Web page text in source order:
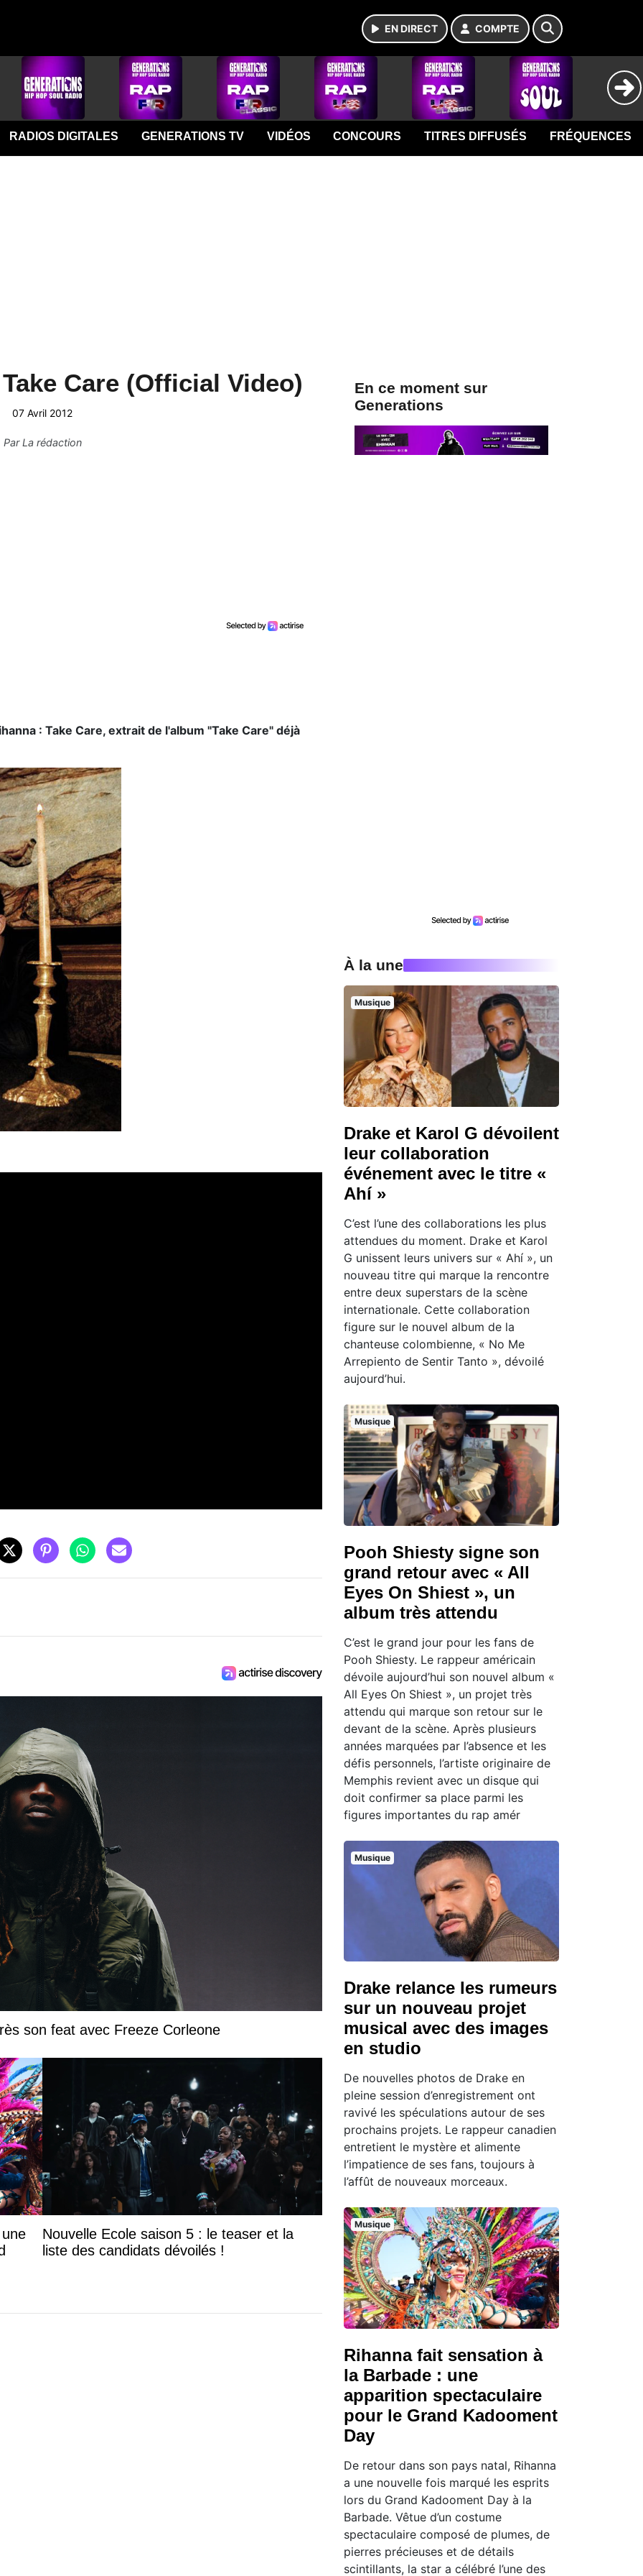
EN DIRECT COMPTE
RADIOS DIGITALES GENERATIONS TV VIDÉOS CONCOURS TITRES DIFFUSÉS FRÉQUENCES
Care (Official Video)
07 Avril 2012
ParLa rédaction
: Take Care, extrait de l'album "Take Care" déjà
son feat avec Freeze Corleone
Nouvelle Ecole saison 5 : le teaser et la
liste des candidats dévoilés !
En ce moment sur
Generations
À la une
Musique
Drake et Karol G dévoilent
leur collaboration
événement avec le titre «
Ahí »
C’est l’une des collaborations les plus
attendues du moment. Drake et Karol
G unissent leurs univers sur « Ahí », un
nouveau titre qui marque la rencontre
entre deux superstars de la scène
internationale. Cette collaboration
figure sur le nouvel album de la
chanteuse colombienne, « No Me
Arrepiento de Sentir Tanto », dévoilé
aujourd’hui.
Musique
Pooh Shiesty signe son
grand retour avec « All
Eyes On Shiest », un
album très attendu
C’est le grand jour pour les fans de
Pooh Shiesty. Le rappeur américain
dévoile aujourd’hui son nouvel album «
All Eyes On Shiest », un projet très
attendu qui marque son retour sur le
devant de la scène. Après plusieurs
années marquées par l’absence et les
défis personnels, l’artiste originaire de
Memphis revient avec un disque qui
doit confirmer sa place parmi les
figures importantes du rap amér
Musique
Drake relance les rumeurs
sur un nouveau projet
musical avec des images
en studio
De nouvelles photos de Drake en
pleine session d’enregistrement ont
ravivé les spéculations autour de ses
prochains projets. Le rappeur canadien
entretient le mystère et alimente
l’impatience de ses fans, toujours à
l’affût de nouveaux morceaux.
Musique
Rihanna fait sensation à
la Barbade : une
apparition spectaculaire
pour le Grand Kadooment
Day
De retour dans son pays natal, Rihanna
a une nouvelle fois marqué les esprits
lors du Grand Kadooment Day à la
Barbade. Vêtue d’un costume
spectaculaire composé de plumes, de
pierres précieuses et de détails
scintillants, la star a célébré l’une des